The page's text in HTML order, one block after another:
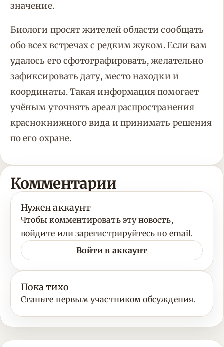
значение.
Биологи просят жителей области сообщать
обо всех встречах с редким жуком. Если вам
удалось его сфотографировать, желательно
зафиксировать дату, место находки и
координаты. Такая информация помогает
учёным уточнять ареал распространения
краснокнижного вида и принимать решения
по его охране.
Комментарии
Нужен аккаунт
Чтобы комментировать эту новость,
войдите или зарегистрируйтесь по email.
Войти в аккаунт
Пока тихо
Станьте первым участником обсуждения.